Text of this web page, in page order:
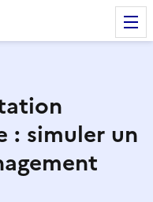
: simuler un